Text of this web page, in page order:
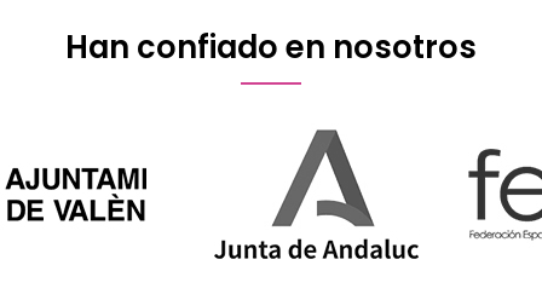
Han confiado en nosotros